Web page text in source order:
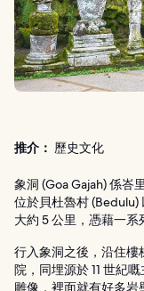
推介： 歷史文化
象洞 (Goa Gajah) 係峇
位於貝杜魯村
大約 5 公里，憑藉一系
行入象洞之後，沿住樓
院，同埋源於 11 世紀
雕像，裡面就有好多